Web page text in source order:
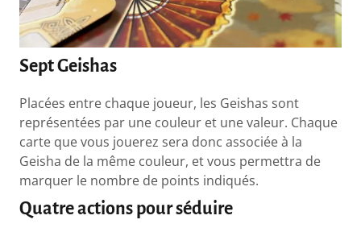
Sept Geishas
Placées entre chaque joueur, les Geishas sont
représentées par une couleur et une valeur. Chaque
carte que vous jouerez sera donc associée à la
Geisha de la même couleur, et vous permettra de
marquer le nombre de points indiqués.
Quatre actions pour séduire